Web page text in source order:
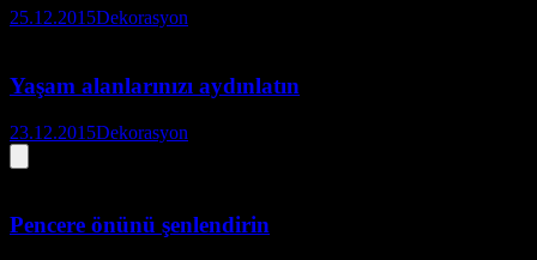
25.12.2015Dekorasyon
Yaşam alanlarınızı aydınlatın
23.12.2015Dekorasyon
Pencere önünü şenlendirin